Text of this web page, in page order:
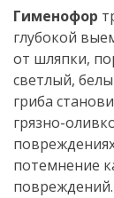
Гименофор
глубокой
от шляпки,
светлый,
гриба
грязно-
потемнение
повреждений.